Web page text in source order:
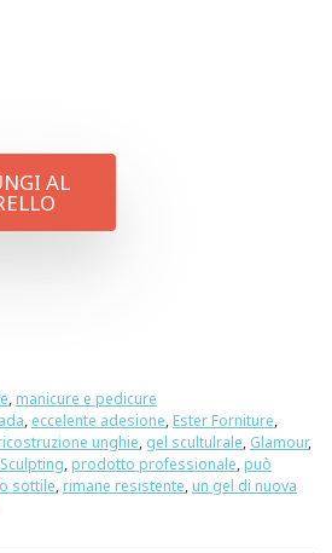
AL
, manicure e pedicure
, eccelente adesione, Ester Forniture,
unghie, gel scultulrale, Glamour,
, prodotto professionale, può
sottile, rimane resistente, un gel di nuova